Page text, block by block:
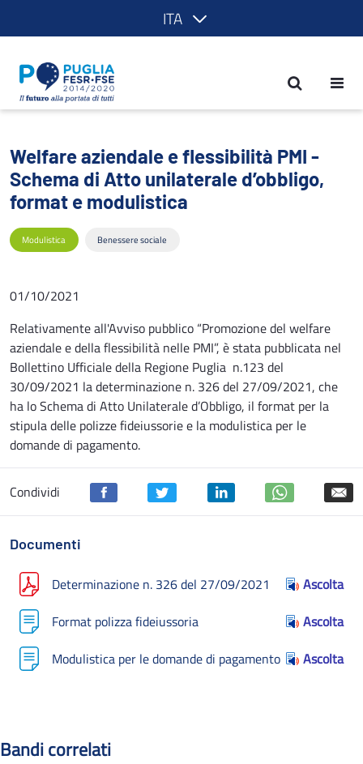
ITA
Welfare aziendale e flessibilità PMI -
Welfare aziendale e flessibilità PMI -
Schema di Atto unilaterale d’obbligo,
format e modulistica
Modulistica Benessere sociale
01/10/2021
Relativamente all'Avviso pubblico “Promozione del welfare
aziendale e della flessibilità nelle PMI”, è stata pubblicata nel
Bollettino Ufficiale della Regione Puglia n.123 del
30/09/2021 la determinazione n. 326 del 27/09/2021, che
ha lo Schema di Atto Unilaterale d’Obbligo, il format per la
stipula delle polizze fideiussorie e la modulistica per le
domande di pagamento.
Condividi
Documenti
Determinazione n. 326 del 27/09/2021
Ascolta
Format polizza fideiussoria
Ascolta
Modulistica per le domande di pagamento
Ascolta
Bandi correlati